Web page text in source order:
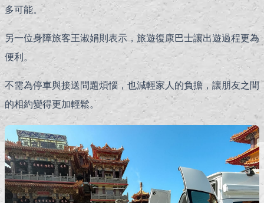
多可能。
另一位身障旅客王淑娟則表示，旅遊復康巴士讓出遊過程更為
便利。
不需為停車與接送問題煩惱，也減輕家人的負擔，讓朋友之間
的相約變得更加輕鬆。